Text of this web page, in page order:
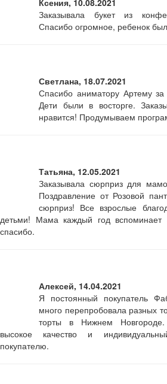
Заказывала букет из
Спасибо огромное, ребенок
Светлана, 18.07.2021
Спасибо аниматору Артему за
Дети были в восторге.
нравится! Продумываем
Татьяна, 12.05.2021
Заказывала сюрприз для
Поздравление от Розовой
сюрприз! Все взрослые
детьми! Мама каждый год вспоминает
спасибо.
Алексей, 14.04.2021
Я постоянный покупатель
много перепробовала разных
торты в Нижнем
высокое качество и
покупателю.